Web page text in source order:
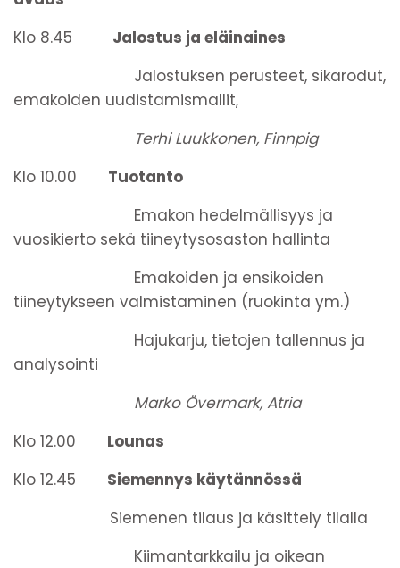
Klo 8.45 Jalostus ja eläinaines
Jalostuksen perusteet, sikarodut,
emakoiden uudistamismallit,
Terhi Luukkonen, Finnpig
Klo 10.00 Tuotanto
Emakon hedelmällisyys ja
vuosikierto sekä tiineytysosaston hallinta
Emakoiden ja ensikoiden
tiineytykseen valmistaminen (ruokinta ym.)
Hajukarju, tietojen tallennus ja
analysointi
Marko Övermark, Atria
Klo 12.00 Lounas
Klo 12.45 Siemennys käytännössä
Siemenen tilaus ja käsittely tilalla
Kiimantarkkailu ja oikean